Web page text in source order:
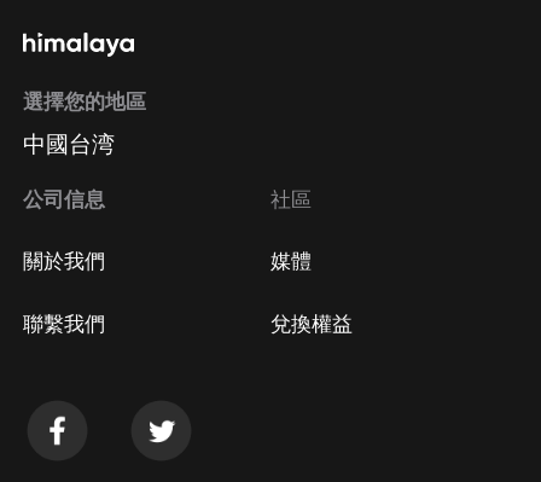
選擇您的地區
中國台湾
公司信息
關於我們
聯繫我們
社區
媒體
兌換權益